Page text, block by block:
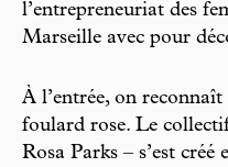
l’entrepreneuriat des
Marseille avec pour
À l’entrée, on
foulard rose. Le
Rosa Parks – s’est